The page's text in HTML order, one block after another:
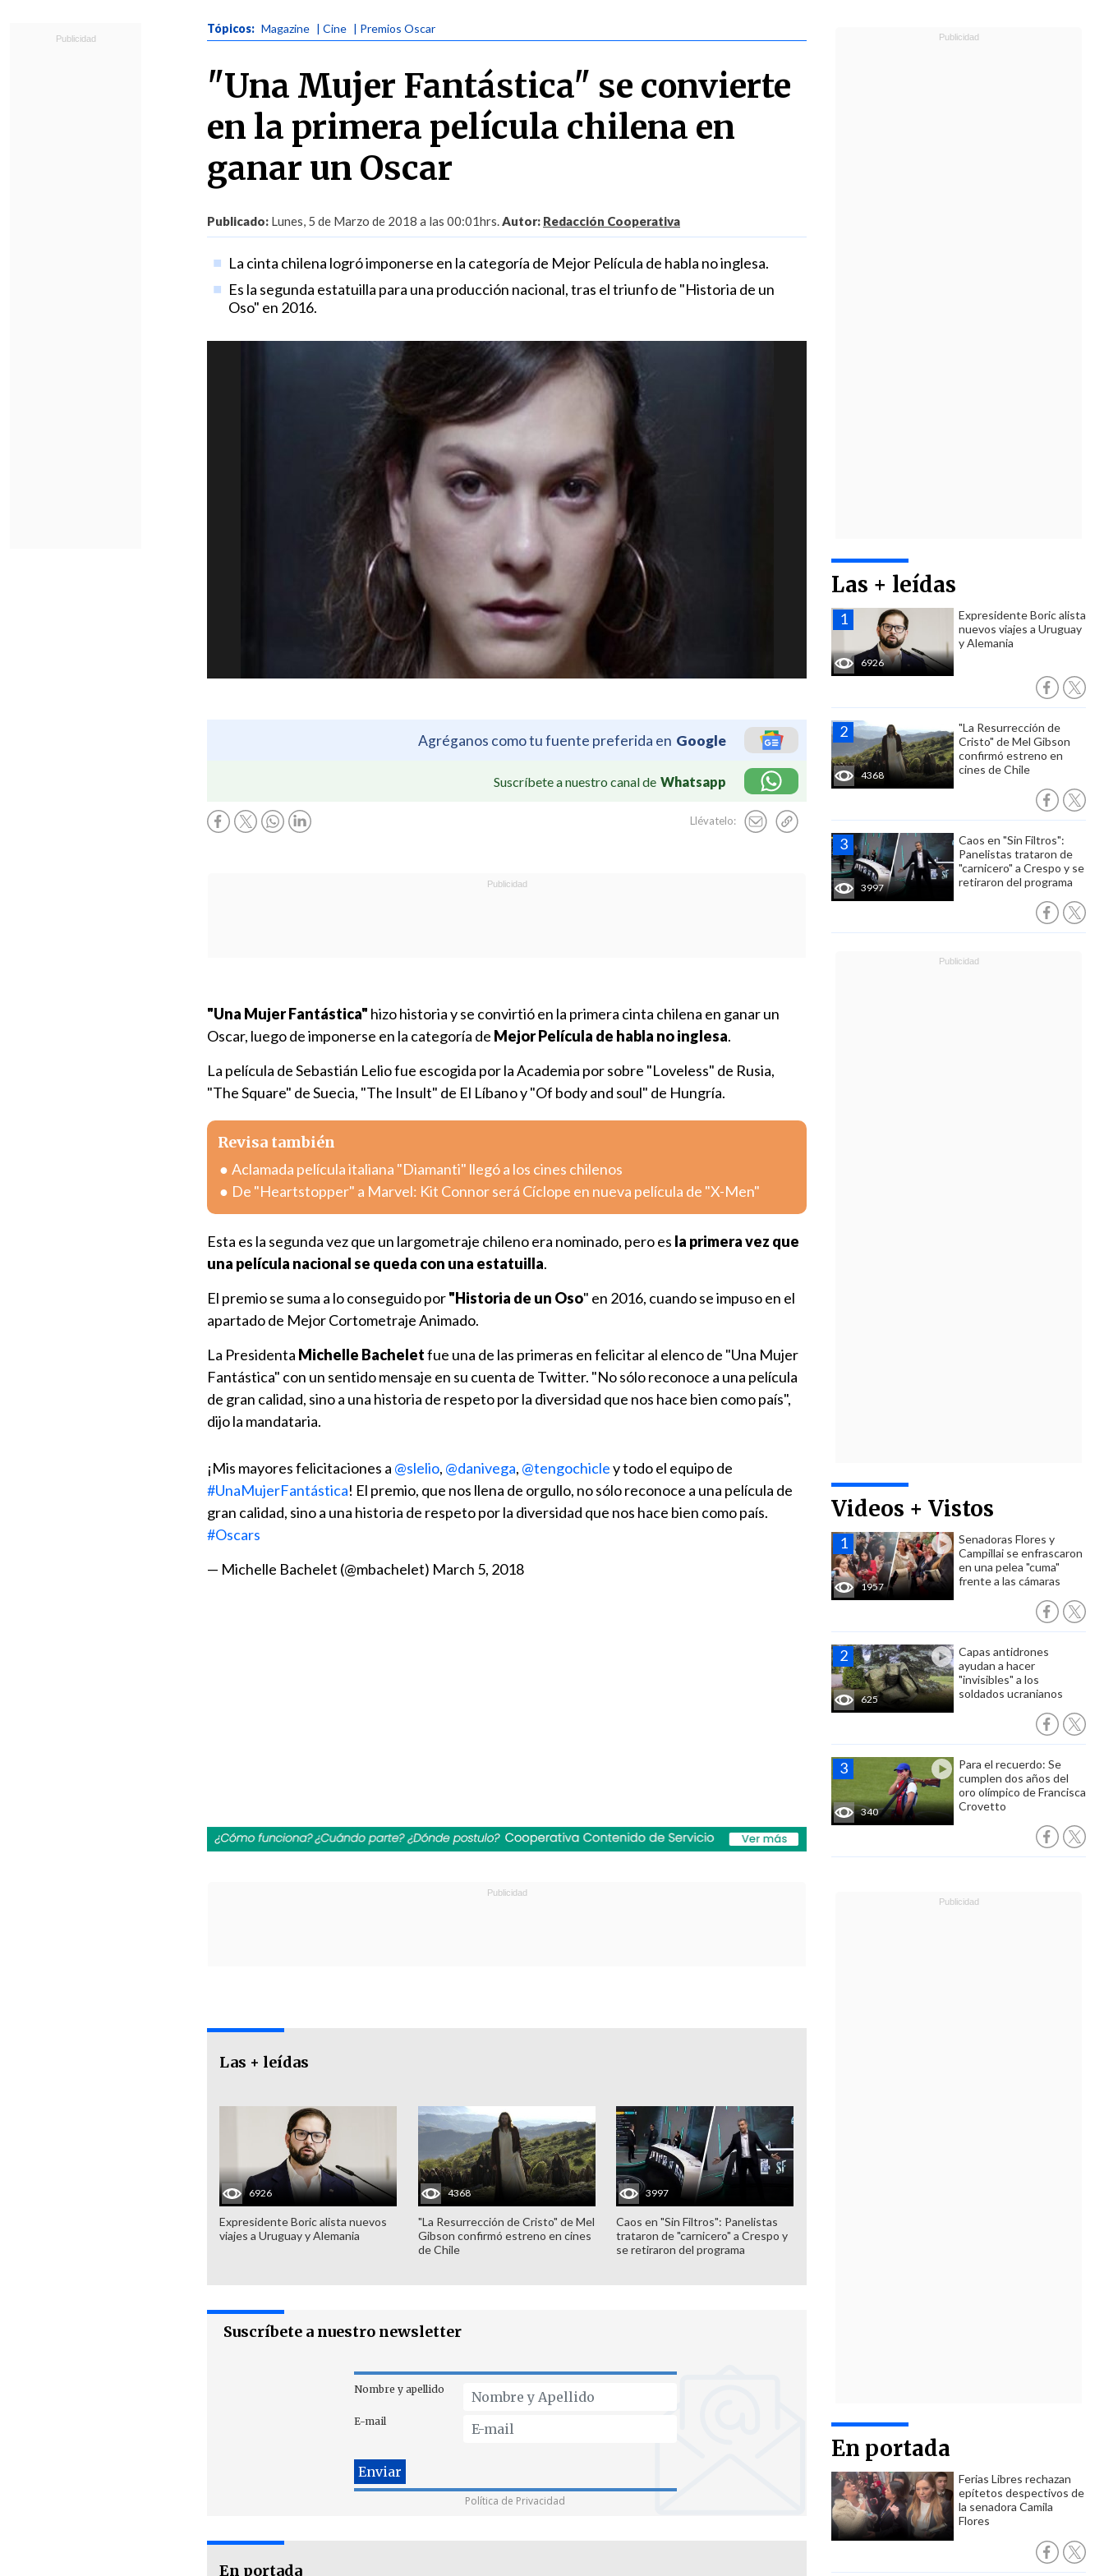
Tópicos: Magazine | Cine | Premios Oscar
"Una Mujer Fantástica" se convierte
en la primera película chilena en
ganar un Oscar
Publicado: Lunes, 5 de Marzo de 2018 a las 00:01hrs.Autor: Redacción Cooperativa
La cinta chilena logró imponerse en la categoría de Mejor Película de habla no inglesa.
Es la segunda estatuilla para una producción nacional, tras el triunfo de "Historia de un
Oso" en 2016.
Agréganos como tu fuente preferida en Google
Suscríbete a nuestro canal de Whatsapp
Llévatelo:
Las + leídas
6926
Expresidente Boric alista
nuevos viajes a Uruguay
y Alemania
4368
"La Resurrección de
Cristo" de Mel Gibson
confirmó estreno en
cines de Chile
3997
Caos en "Sin Filtros":
Panelistas trataron de
"carnicero" a Crespo y se
retiraron del programa
Videos + Vistos
1957
Senadoras Flores y
Campillai se enfrascaron
en una pelea "cuma"
frente a las cámaras
625
Capas antidrones
ayudan a hacer
"invisibles" a los
soldados ucranianos
340
Para el recuerdo: Se
cumplen dos años del
oro olímpico de Francisca
Crovetto
En portada
Ferias Libres rechazan
epítetos despectivos de
la senadora Camila
Flores
"Una Mujer Fantástica" hizo historia y se convirtió en la primera cinta chilena en ganar un
Oscar, luego de imponerse en la categoría de Mejor Película de habla no inglesa.
La película de Sebastián Lelio fue escogida por la Academia por sobre "Loveless" de Rusia,
"The Square" de Suecia, "The Insult" de El Líbano y "Of body and soul" de Hungría.
Revisa también
Aclamada película italiana "Diamanti" llegó a los cines chilenos
De "Heartstopper" a Marvel: Kit Connor será Cíclope en nueva película de "X-Men"
Esta es la segunda vez que un largometraje chileno era nominado, pero es la primera vez que
una película nacional se queda con una estatuilla.
El premio se suma a lo conseguido por"Historia de un Oso" en 2016, cuando se impuso en el
apartado de Mejor Cortometraje Animado.
La Presidenta Michelle Bacheletfue una de las primeras en felicitar al elenco de "Una Mujer
Fantástica" con un sentido mensaje en su cuenta de Twitter. "No sólo reconoce a una película
de gran calidad, sino a una historia de respeto por la diversidad que nos hace bien como país",
dijo la mandataria.
¡Mis mayores felicitaciones a @slelio, @danivega, @tengochicley todo el equipo de
#UnaMujerFantástica! El premio, que nos llena de orgullo, no sólo reconoce a una película de
gran calidad, sino a una historia de respeto por la diversidad que nos hace bien como país.
#Oscars
— Michelle Bachelet (@mbachelet) March 5, 2018
Las + leídas
6926
Expresidente Boric alista nuevos
viajes a Uruguay y Alemania
4368
"La Resurrección de Cristo" de Mel
Gibson confirmó estreno en cines
de Chile
3997
Caos en "Sin Filtros": Panelistas
trataron de "carnicero" a Crespo y
se retiraron del programa
Suscríbete a nuestro newsletter
Nombre y apellido
E-mail
Política de Privacidad
En portada